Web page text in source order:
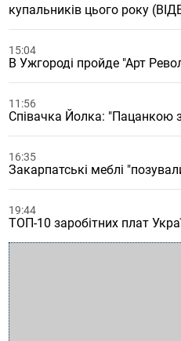
купальників цього року
15:04
В Ужгороді пройде "Арт
11:56
Співачка Йолка: "Пацанкою
16:35
Закарпатські меблі
19:44
ТОП-10 заробітних плат